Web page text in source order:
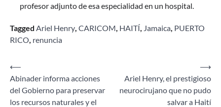
profesor adjunto de esa especialidad en un hospital.
Tagged Ariel Henry CARICOM HAITÍ Jamaica PUERTO
RICO renuncia
Navegación
de
entradas
⟵
Abinader informa acciones
del Gobierno para preservar
los recursos naturales y el
Ariel Henry, el prestigioso
neurocirujano que no pudo
salvar a Haití
⟶